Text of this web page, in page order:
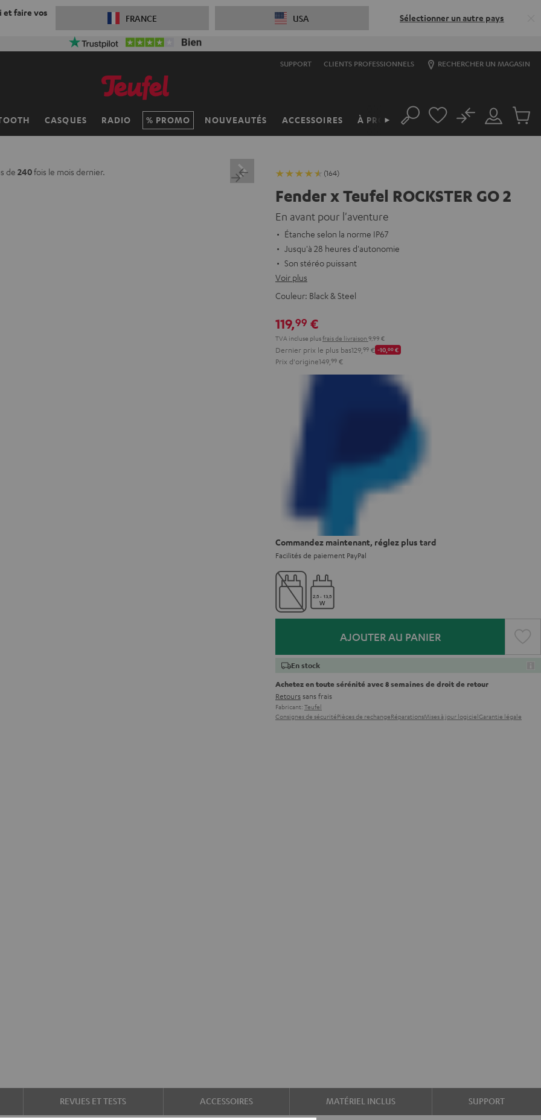
et faire vos
FRANCE USA Sélectionner un autre pays
SUPPORT CLIENTS PROFESSIONNELS RECHERCHER UN MAGASIN
CASQUES RADIO PROMO NOUVEAUTÉS ACCESSOIRES À PROPOS
► Rechercher
Mon
compte
No
de 240fois le mois dernier. (164)
Fender x Teufel ROCKSTER GO 2
En avant pour l'aventure
Étanche selon la norme IP67
Jusqu'à 28 heures d'autonomie
Son stéréo puissant
Voir plus
Couleur: Black & Steel
119,99 €
TVA incluse plusfrais de livraison 9,99 €
Dernier prix le plus bas129, 99 € -10,00€
Prix d'origine149, 99 €
Commandez maintenant, réglez plus tard
Facilités de paiement PayPal
AJOUTER AU PANIER
En stock
Achetez en toute sérénité avec 8 semaines de droit de retour
Retourssans frais
Fabricant: Teufel
Consignes de sécuritéPièces de rechangeRéparationsMises à jour logicielGarantie légale
REVUES ET TESTS ACCESSOIRES MATÉRIEL INCLUS SUPPORT